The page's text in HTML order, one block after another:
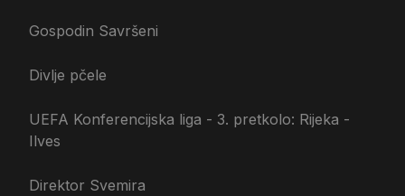
Gospodin Savršeni
Divlje pčele
UEFA Konferencijska liga - 3. pretkolo: Rijeka -
Ilves
Direktor Svemira